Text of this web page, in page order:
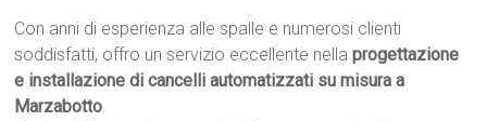
Con anni di esperienza alle spalle e numerosi clienti
soddisfatti, offro un servizio eccellente nellaprogettazione
e installazione di cancelli automatizzati su misura a
Marzabotto.